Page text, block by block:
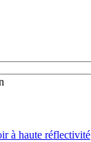
à haute réflectivité